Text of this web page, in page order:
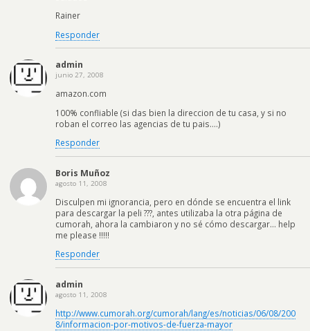
Rainer
Responder
admin
junio 27, 2008
amazon.com
100% confliable (si das bien la direccion de tu casa, y si no
roban el correo las agencias de tu pais….)
Responder
Boris Muñoz
agosto 11, 2008
Disculpen mi ignorancia, pero en dónde se encuentra el link
para descargar la peli ???, antes utilizaba la otra página de
cumorah, ahora la cambiaron y no sé cómo descargar… help
me please !!!!!
Responder
admin
agosto 11, 2008
http://www.cumorah.org/cumorah/lang/es/noticias/06/08/200
8/informacion-por-motivos-de-fuerza-mayor